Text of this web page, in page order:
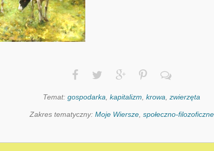
Temat: gospodarka, kapitalizm, krowa, zwierzęta
Zakres tematyczny: Moje Wiersze, społeczno-filozoficzne